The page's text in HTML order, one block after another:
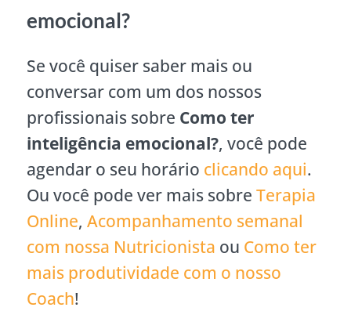
emocional?
Se você quiser saber mais ou
conversar com um dos nossos
profissionais sobre Como ter
inteligência emocional?, você pode
agendar o seu horário clicando aqui.
Ou você pode ver mais sobre Terapia
Online, Acompanhamento semanal
com nossa Nutricionista ou Como ter
mais produtividade com o nosso
Coach!